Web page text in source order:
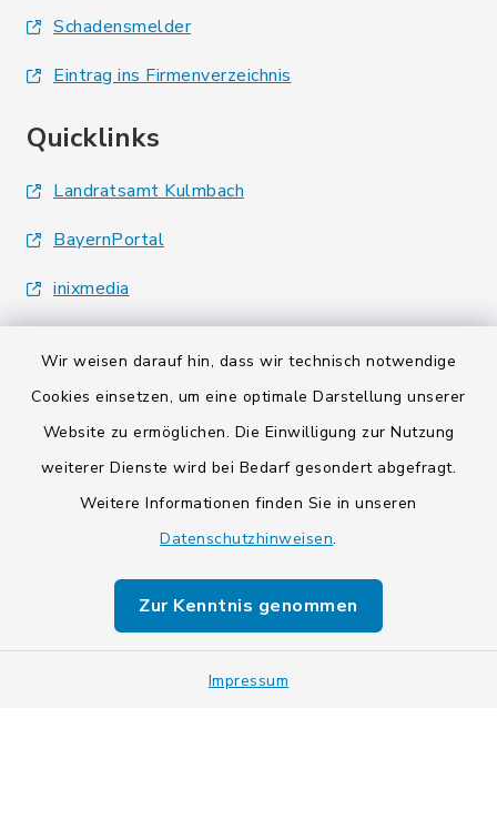
Wir weisen darauf hin, dass wir technisch notwendige
Cookies einsetzen, um eine optimale Darstellung unserer
Website zu ermöglichen. Die Einwilligung zur Nutzung
weiterer Dienste wird bei Bedarf gesondert abgefragt.
Weitere Informationen finden Sie in unseren
Datenschutzhinweisen.
Zur Kenntnis genommen
Impressum
Schadensmelder
Eintrag ins Firmenverzeichnis
Quicklinks
Landratsamt Kulmbach
BayernPortal
inixmedia
Barrierefreiheit
Impressum
Sitemap